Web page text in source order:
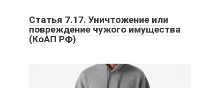
Статья 7.17. Уничтожение или
повреждение чужого имущества
(КоАП РФ)